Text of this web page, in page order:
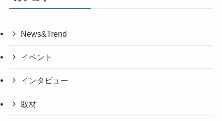
News&Trend
イベント
インタビュー
取材